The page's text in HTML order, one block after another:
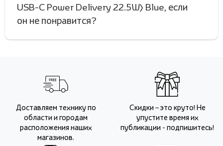
USB-C Power Delivery 22.5W) Blue, если
он не понравится?
Доставляем технику по
области и городам
расположения наших
магазинов.
Скидки – это круто! Не
упустите время их
публикации - подпишитесь!